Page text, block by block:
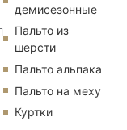
демисезонные
Пальто из
шерсти
Пальто альпака
Пальто на меху
Куртки